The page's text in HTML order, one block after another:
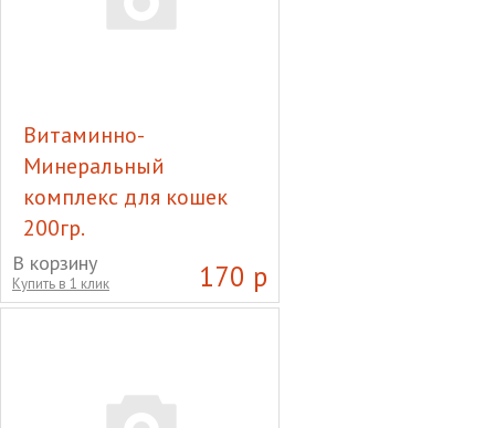
Витаминно-
Минеральный
комплекс для кошек
200гр.
Витаминно-Минеральный
комплекс для кошек 200гр.
170 р
В корзину
Купить в 1 клик